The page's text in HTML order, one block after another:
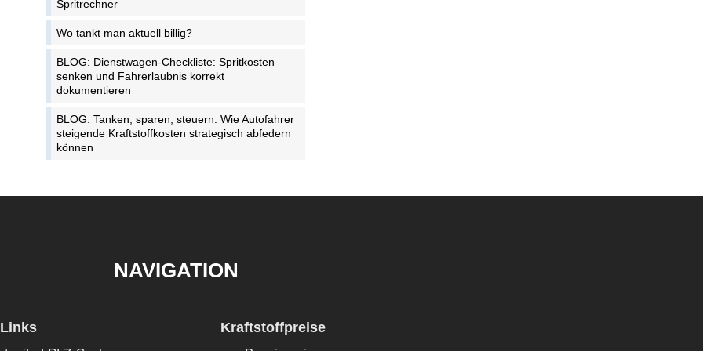
Spritrechner
Wo tankt man aktuell billig?
BLOG: Dienstwagen-Checkliste: Spritkosten
senken und Fahrerlaubnis korrekt
dokumentieren
BLOG: Tanken, sparen, steuern: Wie Autofahrer
steigende Kraftstoffkosten strategisch abfedern
können
NAVIGATION
Kraftstoffpreise